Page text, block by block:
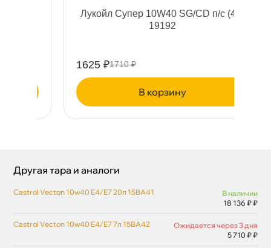
Лукойл Супер 10W40 SG/CD п/с (4л)
1625 ₽1710 ₽
корзину
Другая тара и аналоги
Castrol Vecton 10w40 E4/E7 20л 15BA41
наличии
18 136 ₽ ₽
Castrol Vecton 10w40 E4/E7 7л 15BA42
Ожидается через 3 дня
5 710 ₽ ₽